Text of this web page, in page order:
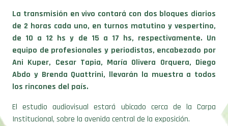
La transmisión en vivo contará con dos bloques diarios
de 2 horas cada uno, en turnos matutino y vespertino,
de 10 a 12 hs y de 15 a 17 hs, respectivamente. Un
equipo de profesionales y periodistas, encabezado por
Ani Kuper, Cesar Tapia, María Olivera Orquera, Diego
Abdo y Brenda Quattrini, llevarán la muestra a todos
los rincones del país.
El estudio audiovisual estará ubicado cerca de la Carpa
Institucional, sobre la avenida central de la exposición.